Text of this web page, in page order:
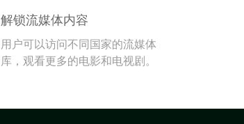
解锁流媒体内容
用户可以访问不同国家的流媒体
库，观看更多的电影和电视剧。